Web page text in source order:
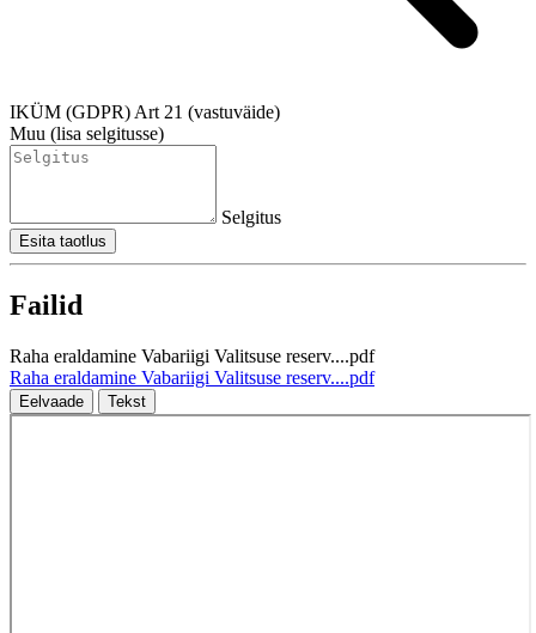
IKÜM (GDPR) Art 21 (vastuväide)
Muu (lisa selgitusse)
Selgitus
Esita taotlus
Failid
Raha eraldamine Vabariigi Valitsuse reserv....pdf
Raha eraldamine Vabariigi Valitsuse reserv....pdf
Eelvaade Tekst